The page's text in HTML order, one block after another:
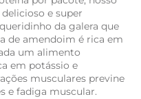
e super
da galera que
de amendoim é rica em
um alimento
em potássio e
musculares previne
e fadiga muscular.